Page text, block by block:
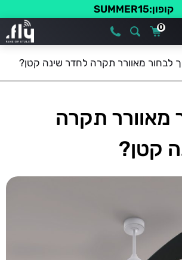
קופון:SUMMER15
0
לבחור מאוורר תקרה לחדר שינה קטן?
מאוורר תקרה
קטן?